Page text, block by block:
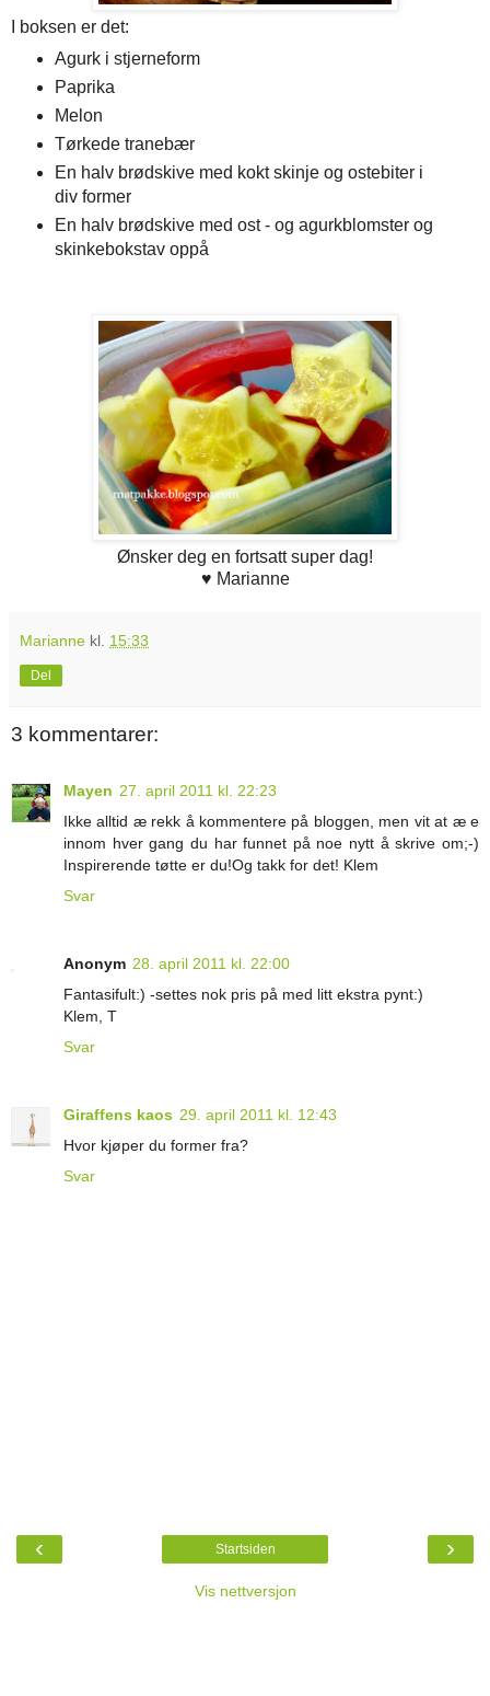
I boksen er det:
Agurk i stjerneform
Paprika
Melon
Tørkede tranebær
En halv brødskive med kokt skinje og ostebiter i
div former
En halv brødskive med ost - og agurkblomster og
skinkebokstav oppå
Ønsker deg en fortsatt super dag!
♥ Marianne
Marianne kl. 15:33
Del
3 kommentarer:
Mayen 27. april 2011 kl. 22:23
Ikke alltid æ rekk å kommentere på bloggen, men vit at æ e
innom hver gang du har funnet på noe nytt å skrive om;-)
Inspirerende tøtte er du!Og takk for det! Klem
Svar
Anonym 28. april 2011 kl. 22:00
Fantasifult:) -settes nok pris på med litt ekstra pynt:)
Klem, T
Svar
Giraffens kaos 29. april 2011 kl. 12:43
Hvor kjøper du former fra?
Svar
‹ ›
Startsiden
Vis nettversjon